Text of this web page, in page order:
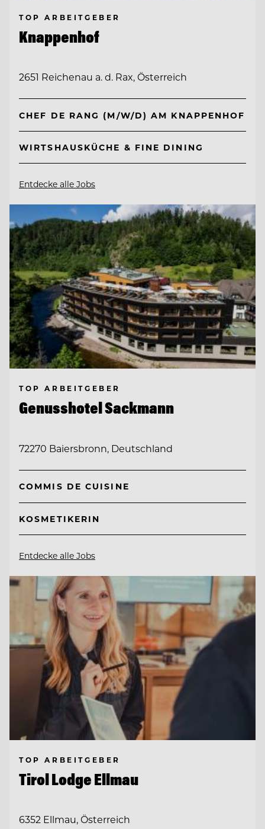
TOP ARBEITGEBER
Knappenhof
2651 Reichenau a. d. Rax, Österreich
CHEF DE RANG (M/W/D) AM KNAPPENHOF
WIRTSHAUSKÜCHE & FINE DINING
Entdecke alle Jobs
TOP ARBEITGEBER
Genusshotel Sackmann
72270 Baiersbronn, Deutschland
COMMIS DE CUISINE
KOSMETIKERIN
Entdecke alle Jobs
TOP ARBEITGEBER
Tirol Lodge Ellmau
6352 Ellmau, Österreich